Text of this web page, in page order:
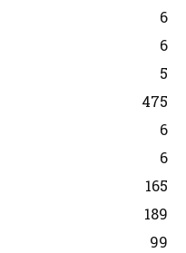
6
6
5
475
6
6
165
189
99